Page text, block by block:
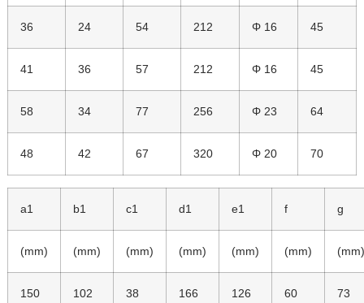
36 24 54 212 Φ 16 45
41 36 57 212 Φ 16 45
58 34 77 256 Φ 23 64
48 42 67 320 Φ 20 70
a1 b1 c1 d1 e1 f g
(mm) (mm) (mm) (mm) (mm) (mm) (mm)
150 102 38 166 126 60 73